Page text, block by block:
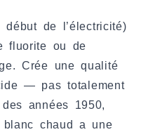
début de l’électricité)
fluorite ou de
Crée une qualité
— pas totalement
années 1950,
chaud a une